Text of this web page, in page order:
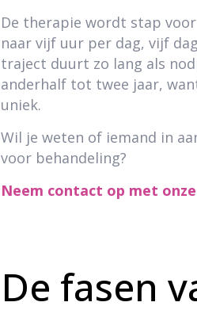
De therapie wordt stap
naar vijf uur per dag, vijf
traject duurt zo lang als
anderhalf tot twee jaar,
uniek.
Wil je weten of iemand in
voor behandeling?
Neem contact op met
De fasen